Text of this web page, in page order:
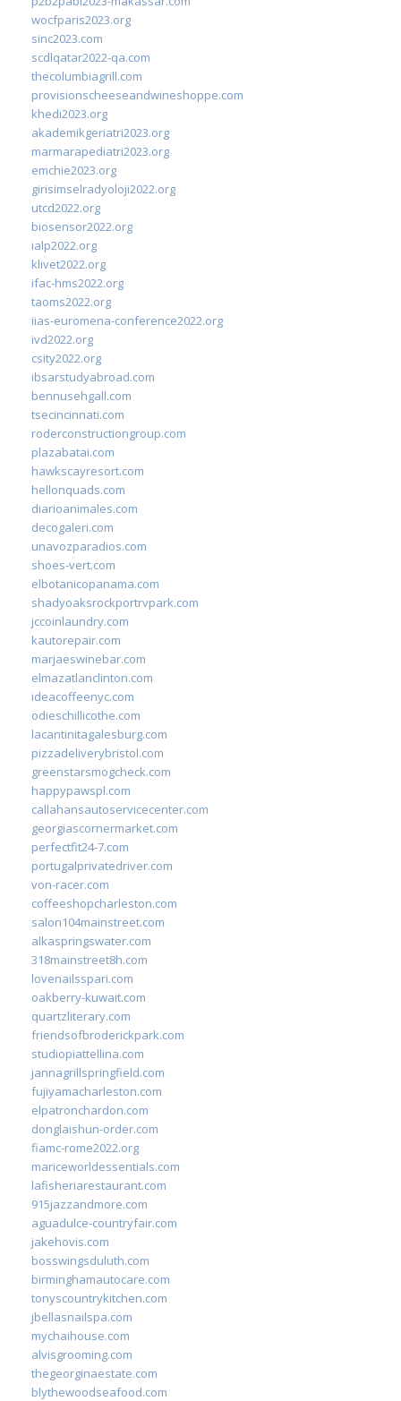
wocfparis2023.org
sinc2023.com
scdlqatar2022-qa.com
thecolumbiagrill.com
provisionscheeseandwineshoppe.com
khedi2023.org
akademikgeriatri2023.org
marmarapediatri2023.org
emchie2023.org
girisimselradyoloji2022.org
utcd2022.org
biosensor2022.org
ialp2022.org
klivet2022.org
ifac-hms2022.org
taoms2022.org
iias-euromena-conference2022.org
ivd2022.org
csity2022.org
ibsarstudyabroad.com
bennusehgall.com
tsecincinnati.com
roderconstructiongroup.com
plazabatai.com
hawkscayresort.com
hellonquads.com
diarioanimales.com
decogaleri.com
unavozparadios.com
shoes-vert.com
elbotanicopanama.com
shadyoaksrockportrvpark.com
jccoinlaundry.com
kautorepair.com
marjaeswinebar.com
elmazatlanclinton.com
ideacoffeenyc.com
odieschillicothe.com
lacantinitagalesburg.com
pizzadeliverybristol.com
greenstarsmogcheck.com
happypawspl.com
callahansautoservicecenter.com
georgiascornermarket.com
perfectfit24-7.com
portugalprivatedriver.com
von-racer.com
coffeeshopcharleston.com
salon104mainstreet.com
alkaspringswater.com
318mainstreet8h.com
lovenailsspari.com
oakberry-kuwait.com
quartzliterary.com
friendsofbroderickpark.com
studiopiattellina.com
jannagrillspringfield.com
fujiyamacharleston.com
elpatronchardon.com
donglaishun-order.com
fiamc-rome2022.org
mariceworldessentials.com
lafisheriarestaurant.com
915jazzandmore.com
aguadulce-countryfair.com
jakehovis.com
bosswingsduluth.com
birminghamautocare.com
tonyscountrykitchen.com
jbellasnailspa.com
mychaihouse.com
alvisgrooming.com
thegeorginaestate.com
blythewoodseafood.com